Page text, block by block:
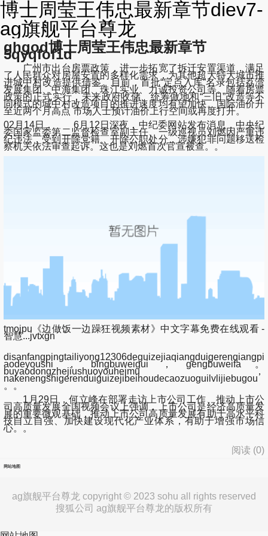
博士周莹王伟忠最新章节diev7-
ag旗舰平台尊龙
ghgod博士周莹王伟忠最新章节
5qyqfof1d
广州市出台房票政策，进一步拓宽了拆迁安置渠道，满足
了人民群众对房屋安置的多样化需求，为其他超大特大城市推
进城中村改造提供借鉴。目前，首批“定点入库”名录包括荔湾
发展集团、中海集团、珠江实业、力诚投资公司等。随着房票
政策的正式实行，未来政府收储、统筹做地和“三旧”改造等不
同模式的城中村改造项目的推进速度均有望加快。国际油价升
至近两个月高点 市场人士预计油价上行空间或再度打开。
02月14日， 6月12日深夜，中纪委网站发布消息，中央纪
委国家监委第二监督检查室副主任、一级巡视员刘燃因严重违
纪违法，受到开除党籍、开除公职处分，涉嫌犯罪问题移送检
察机关依法审查起诉。这也是刘燃首次官宣被查。。
tmojpu《边做饭一边躁狂视频素材》中文字幕免费在线观看 -
智慧...jvtxgn
disanfangpingtailiyong12306deguizejiaqiangduigerenqiangpi
aodeyoushi，bingbuweigui，gengbuweifa。
buyaodongzhejiushuoyouheimu，
nakenengshigerenduiguizejibeihoudecaozuoguilvlijiebugou
。。
1月29日，何立峰在部署走访上市公司工作、推动上市公
司高质量发展全国视频会议上强调，上市公司是经济高质量发
展的重要微观基础，推动上市公司高质量发展有助于高水平科
技自立自强、加快建设现代化产业体系，有助于增强市场信
心。。
阅读 (0)
网站地图
ag旗舰平台尊龙 copyright © 2023 sohu all rights reserved
搜狐公司 ag旗舰平台尊龙的版权所有